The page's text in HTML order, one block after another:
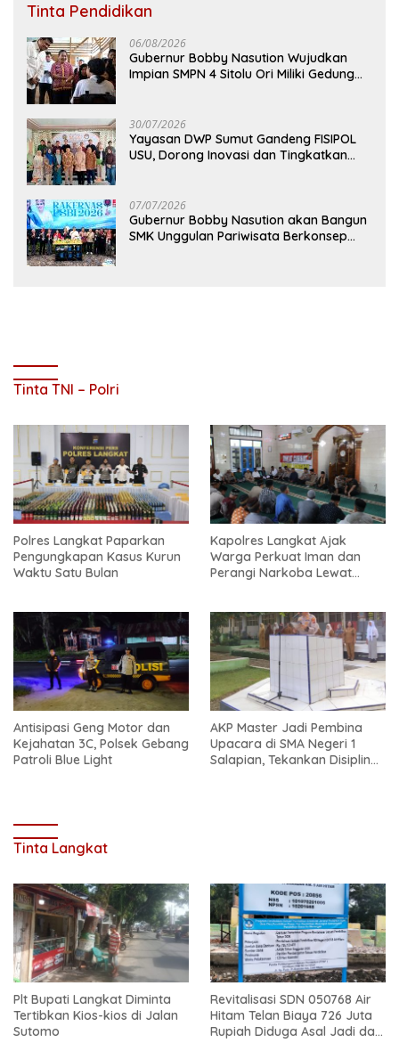
Tinta Pendidikan
06/08/2026
Gubernur Bobby Nasution Wujudkan
Impian SMPN 4 Sitolu Ori Miliki Gedung
30/07/2026
Yayasan DWP Sumut Gandeng FISIPOL
USU, Dorong Inovasi dan Tingkatkan
07/07/2026
Gubernur Bobby Nasution akan Bangun
SMK Unggulan Pariwisata Berkonsep
Tinta TNI – Polri
Polres Langkat Paparkan
Pengungkapan Kasus Kurun
Waktu Satu Bulan
Kapolres Langkat Ajak
Warga Perkuat Iman dan
Perangi Narkoba Lewat
Antisipasi Geng Motor dan
Kejahatan 3C, Polsek Gebang
Patroli Blue Light
AKP Master Jadi Pembina
Upacara di SMA Negeri 1
Salapian, Tekankan Disiplin
Tinta Langkat
Plt Bupati Langkat Diminta
Tertibkan Kios-kios di Jalan
Sutomo
Revitalisasi SDN 050768 Air
Hitam Telan Biaya 726 Juta
Rupiah Diduga Asal Jadi dan